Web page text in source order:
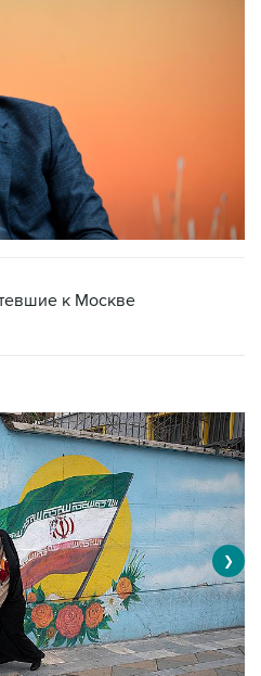
к Москве
❯